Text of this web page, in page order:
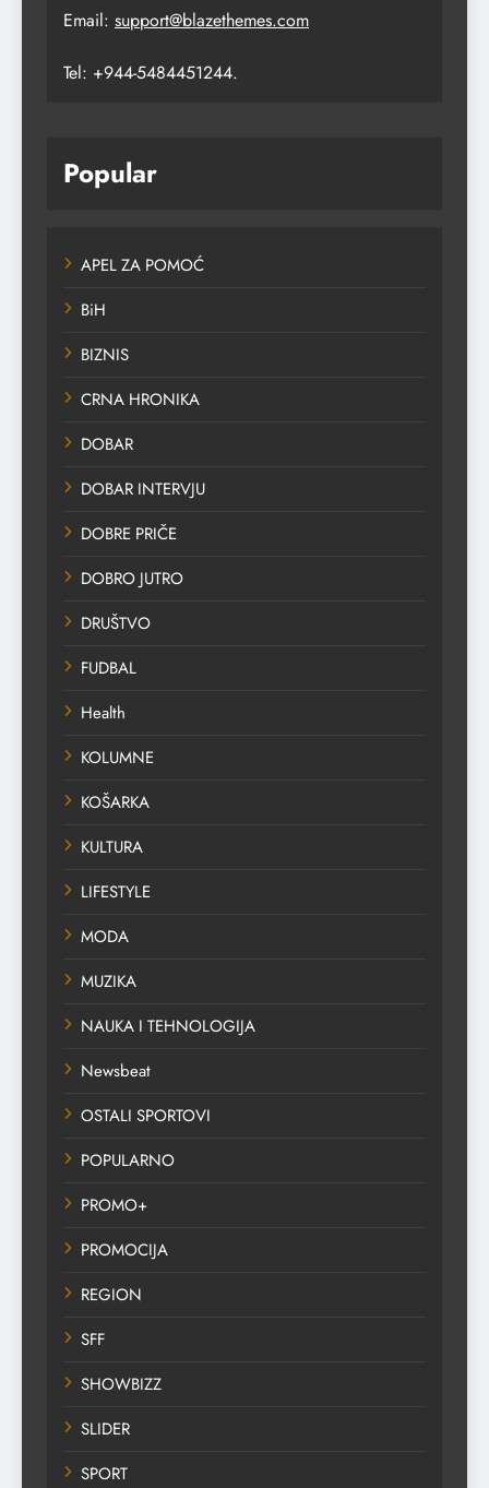
Email: support@blazethemes.com
Tel: +944-5484451244.
Popular
APEL ZA POMOĆ
BiH
BIZNIS
CRNA HRONIKA
DOBAR
DOBAR INTERVJU
DOBRE PRIČE
DOBRO JUTRO
DRUŠTVO
FUDBAL
Health
KOLUMNE
KOŠARKA
KULTURA
LIFESTYLE
MODA
MUZIKA
NAUKA I TEHNOLOGIJA
Newsbeat
OSTALI SPORTOVI
POPULARNO
PROMO+
PROMOCIJA
REGION
SFF
SHOWBIZZ
SLIDER
SPORT